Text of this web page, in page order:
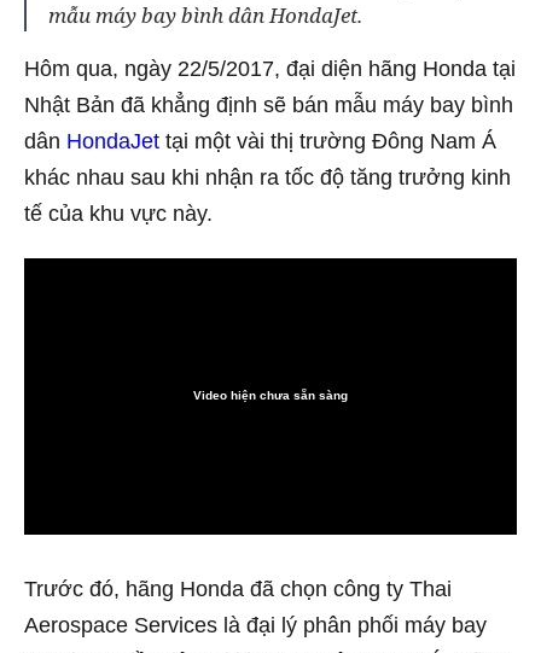
mẫu máy bay bình dân HondaJet.
Hôm qua, ngày 22/5/2017, đại diện hãng Honda tại
Nhật Bản đã khẳng định sẽ bán mẫu máy bay bình
dân HondaJet tại một vài thị trường Đông Nam Á
khác nhau sau khi nhận ra tốc độ tăng trưởng kinh
tế của khu vực này.
Video hiện chưa sẵn sàng
Trước đó, hãng Honda đã chọn công ty Thai
Aerospace Services là đại lý phân phối máy bay